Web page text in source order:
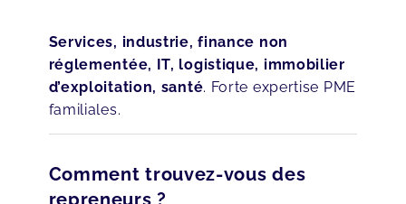
Services, industrie, finance non
réglementée, IT, logistique, immobilier
d’exploitation, santé. Forte expertise PME
familiales.
Comment trouvez-vous des
repreneurs ?